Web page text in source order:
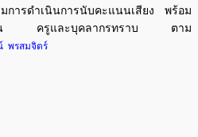
ารดำเนินการนับคะแนนเสียง พร้อม
รียน ครูและบุคลากรทราบ ตาม
พรสมจิตร์